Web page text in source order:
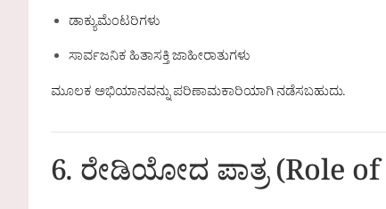
ಡಾಕ್ಯುಮೆಂಟರಿಗಳು
ಸಾರ್ವಜನಿಕ ಹಿತಾಸಕ್ತಿ ಜಾಹೀರಾತುಗಳು
ಮೂಲಕ ಅಭಿಯಾನವನ್ನು ಪರಿಣಾಮಕಾರಿಯಾಗಿ ನಡೆಸಬಹುದು.
6. ರೇಡಿಯೋದ ಪಾತ್ರ (Role